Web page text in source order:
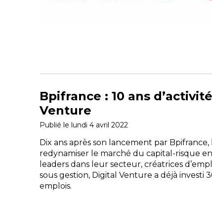
Bpifrance : 10 ans
Venture
Publié le lundi 4 avril 2022
Dix ans après son lancement par
redynamiser le marché du capital-risque
leaders dans leur secteur, créatrices
sous gestion, Digital Venture a déjà investi
emplois.